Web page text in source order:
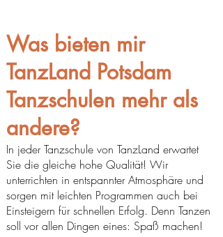
Was bieten mir
TanzLand Potsdam
Tanzschulen mehr als
andere?
In jeder Tanzschule von TanzLand erwartet
Sie die gleiche hohe Qualität! Wir
unterrichten in entspannter Atmosphäre und
sorgen mit leichten Programmen auch bei
Einsteigern für schnellen Erfolg. Denn Tanzen
soll vor allen Dingen eines: Spaß machen!